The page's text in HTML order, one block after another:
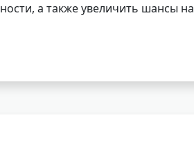
а также увеличить шансы на